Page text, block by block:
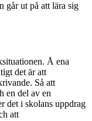
går ut på att lära sig
Å ena
det är att
Så att
en del av en
det i skolans uppdrag
att